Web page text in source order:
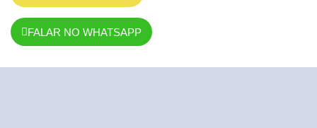
FALAR NO WHATSAPP